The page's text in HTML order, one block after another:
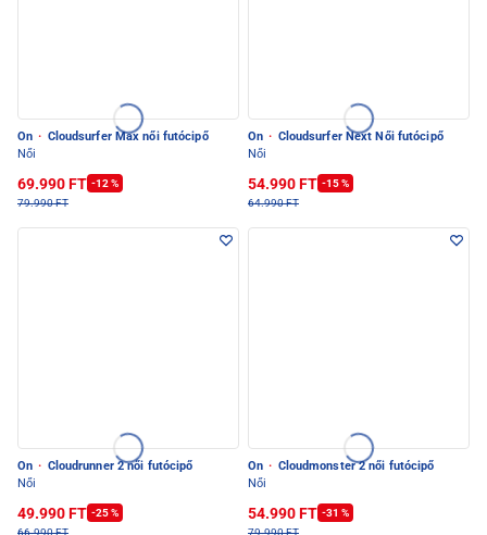
On · Cloudsurfer Max női futócipő
Női
69.990 FT -12 %
79.990 FT
On · Cloudsurfer Next Női futócipő
Női
54.990 FT -15 %
64.990 FT
On · Cloudrunner 2 női futócipő
Női
49.990 FT -25 %
66.990 FT
On · Cloudmonster 2 női futócipő
Női
54.990 FT -31 %
79.990 FT